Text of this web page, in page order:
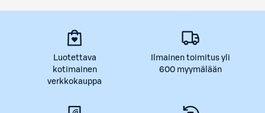
Luotettava
kotimainen
verkkokauppa
Ilmainen toimitus yli
600 myymälään